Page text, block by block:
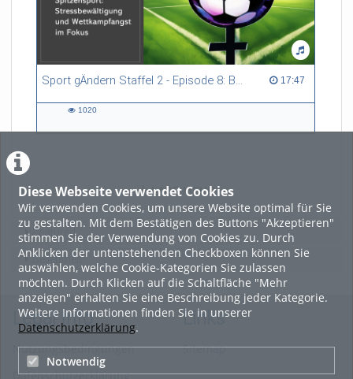
Diese Webseite verwendet Cookies
Wir verwenden Cookies, um unsere Website optimal für Sie
zu gestalten. Mit dem Bestätigen des Buttons "Akzeptieren"
stimmen Sie der Verwendung von Cookies zu. Durch
Anklicken der untenstehenden Checkboxen können Sie
auswählen, welche Cookie-Kategorien Sie zulassen
möchten. Durch Klicken auf die Schaltfläche "Mehr
anzeigen" erhalten Sie eine Beschreibung jeder Kategorie.
Weitere Informationen finden Sie in unserer
Datenschutzerklärung.
Notwendig
Sport gÄndern Staffel 2 - Episode 8: Balance im Spitzensport: Stressbewältigung und Wettkampfangst im Fokus 17:47
17:47 duration
1020
LADE MEHR
Featured
Beliebtheit
Legal Info
Nutzungsbedingungen
Datenschutzerklärung
Links
Sitemap